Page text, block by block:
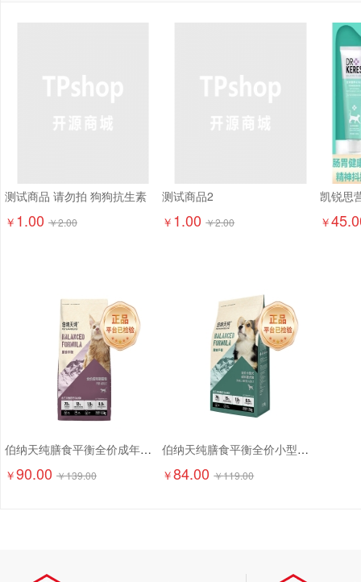
测试商品 请勿拍 狗狗抗生素
￥ 1.00 ￥2.00
测试商品2
￥ 1.00 ￥2.00 ￥
伯纳天纯膳食平衡全价成年期猫粮（含三文鱼配方）1.5kg
￥90.00 ￥139.00
伯纳天纯膳食平衡全价小型犬成犬粮（含三文鱼配方）1.5kg
￥84.00 ￥119.00